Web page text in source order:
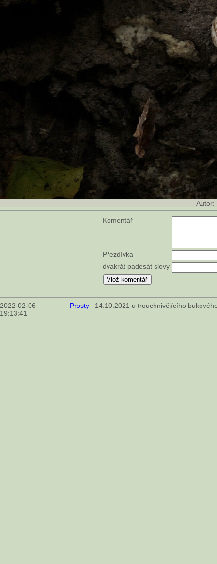
Autor:
Komentář
Přezdívka
dvakrát padesát slovy
2022-02-06
19:13:41
Prosty 14.10.2021 u trouchnivějícího